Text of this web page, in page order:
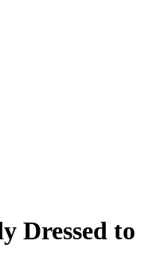
Dressed to